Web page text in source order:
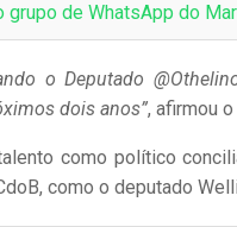
grupo de WhatsApp do
o Deputado
dois anos”, afirmou
como político
como o deputado